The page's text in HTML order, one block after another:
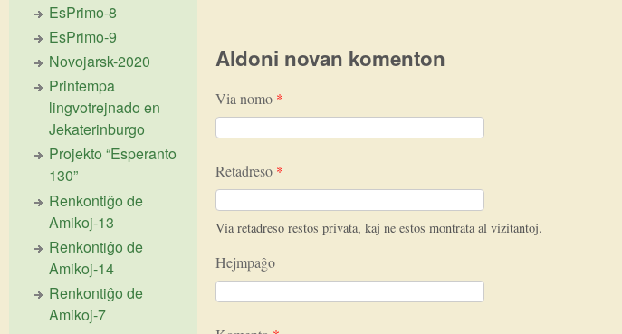
Aldoni novan komenton
Via nomo *
Retadreso *
Via retadreso restos privata, kaj ne estos montrata al vizitantoj.
Hejmpaĝo
EsPrimo-8
EsPrimo-9
Novojarsk-2020
Printempa
lingvotrejnado en
Jekaterinburgo
Projekto “Esperanto
130”
Renkontiĝo de
Amikoj-13
Renkontiĝo de
Amikoj-14
Renkontiĝo de
Amikoj-7